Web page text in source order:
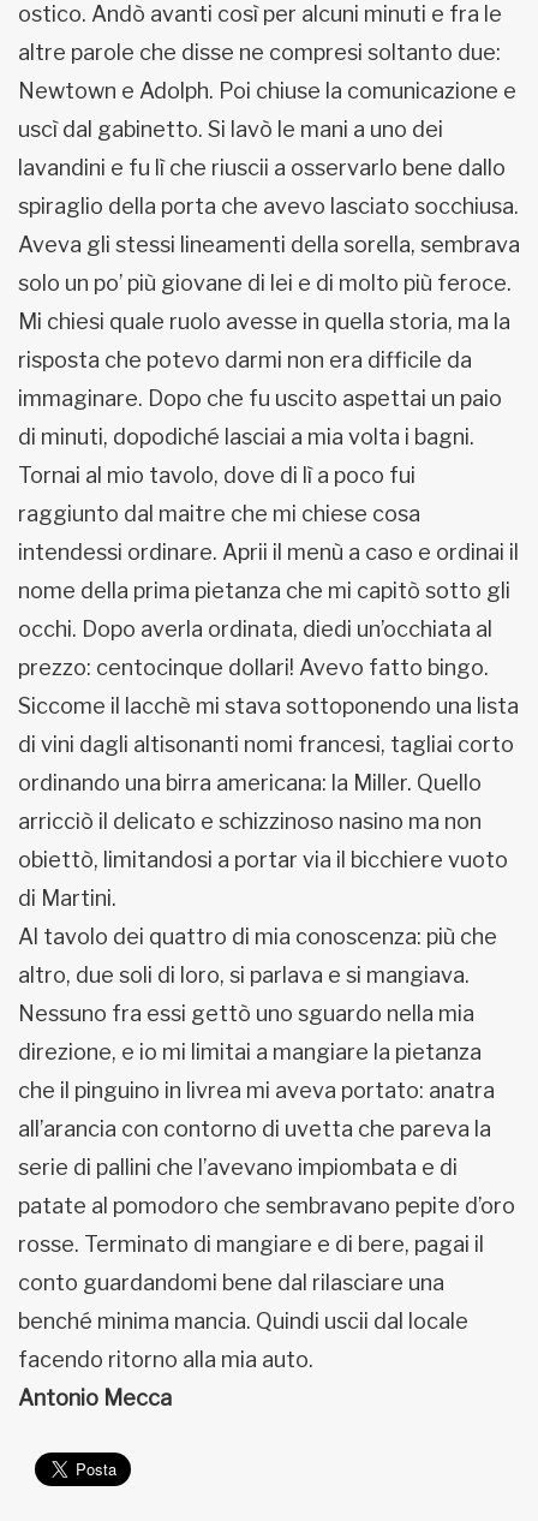
ostico. Andò avanti così per alcuni minuti e fra le
altre parole che disse ne compresi soltanto due:
Newtown e Adolph. Poi chiuse la comunicazione e
uscì dal gabinetto. Si lavò le mani a uno dei
lavandini e fu lì che riuscii a osservarlo bene dallo
spiraglio della porta che avevo lasciato socchiusa.
Aveva gli stessi lineamenti della sorella, sembrava
solo un po’ più giovane di lei e di molto più feroce.
Mi chiesi quale ruolo avesse in quella storia, ma la
risposta che potevo darmi non era difficile da
immaginare. Dopo che fu uscito aspettai un paio
di minuti, dopodiché lasciai a mia volta i bagni.
Tornai al mio tavolo, dove di lì a poco fui
raggiunto dal maitre che mi chiese cosa
intendessi ordinare. Aprii il menù a caso e ordinai il
nome della prima pietanza che mi capitò sotto gli
occhi. Dopo averla ordinata, diedi un’occhiata al
prezzo: centocinque dollari! Avevo fatto bingo.
Siccome il lacchè mi stava sottoponendo una lista
di vini dagli altisonanti nomi francesi, tagliai corto
ordinando una birra americana: la Miller. Quello
arricciò il delicato e schizzinoso nasino ma non
obiettò, limitandosi a portar via il bicchiere vuoto
di Martini.
Al tavolo dei quattro di mia conoscenza: più che
altro, due soli di loro, si parlava e si mangiava.
Nessuno fra essi gettò uno sguardo nella mia
direzione, e io mi limitai a mangiare la pietanza
che il pinguino in livrea mi aveva portato: anatra
all’arancia con contorno di uvetta che pareva la
serie di pallini che l’avevano impiombata e di
patate al pomodoro che sembravano pepite d’oro
rosse. Terminato di mangiare e di bere, pagai il
conto guardandomi bene dal rilasciare una
benché minima mancia. Quindi uscii dal locale
facendo ritorno alla mia auto.
Antonio Mecca